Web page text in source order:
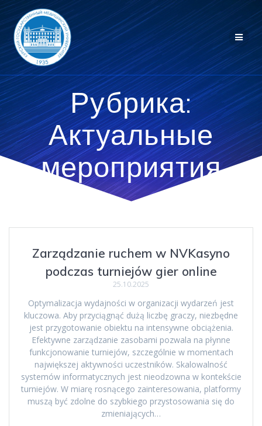
Перейти
к
контенту
Рубрика:
Актуальные
мероприятия
Zarządzanie ruchem w NVKasyno
podczas turniejów gier online
25.10.2025
Optymalizacja wydajności w organizacji wydarzeń jest
kluczowa. Aby przyciągnąć dużą liczbę graczy, niezbędne
jest przygotowanie obiektu na intensywne obciążenia.
Efektywne zarządzanie zasobami pozwala na płynne
funkcjonowanie turniejów, szczególnie w momentach
największej aktywności uczestników. Skalowalność
systemów informatycznych jest nieodzowna w kontekście
turniejów. W miarę rosnącego zainteresowania, platformy
muszą być zdolne do szybkiego przystosowania się do
zmieniających…